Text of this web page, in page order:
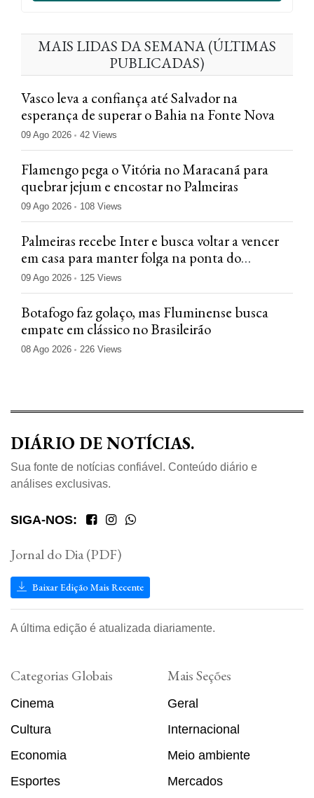
MAIS LIDAS DA SEMANA (ÚLTIMAS
PUBLICADAS)
Vasco leva a confiança até Salvador na
esperança de superar o Bahia na Fonte Nova
09 Ago 2026 42 Views
Flamengo pega o Vitória no Maracanã para
quebrar jejum e encostar no Palmeiras
09 Ago 2026 108 Views
Palmeiras recebe Inter e busca voltar a vencer
em casa para manter folga na ponta do
Brasileiro
09 Ago 2026 125 Views
Botafogo faz golaço, mas Fluminense busca
empate em clássico no Brasileirão
08 Ago 2026 226 Views
DIÁRIO DE NOTÍCIAS.
Sua fonte de notícias confiável. Conteúdo diário e
análises exclusivas.
SIGA-NOS:
Jornal do Dia (PDF)
Baixar Edição Mais Recente
A última edição é atualizada diariamente.
Categorias Globais
Cinema
Cultura
Economia
Esportes
Mais Seções
Geral
Internacional
Meio ambiente
Mercados